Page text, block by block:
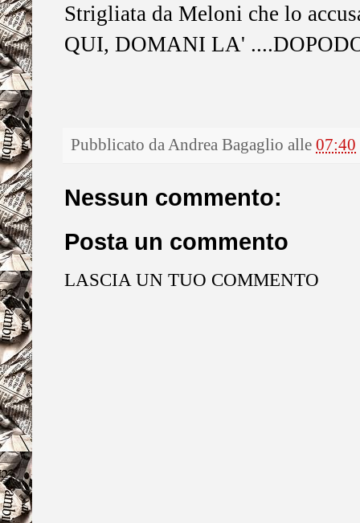
Strigliata da Meloni che lo
QUI, DOMANI LA'
Pubblicato da Andrea Bagaglio alle 07:40
Nessun commento:
Posta un commento
LASCIA UN TUO COMMENTO